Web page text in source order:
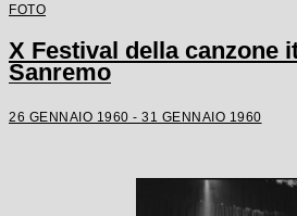
FOTO
X Festival della canzone
Sanremo
26 GENNAIO 1960 - 31 GENNAIO 1960